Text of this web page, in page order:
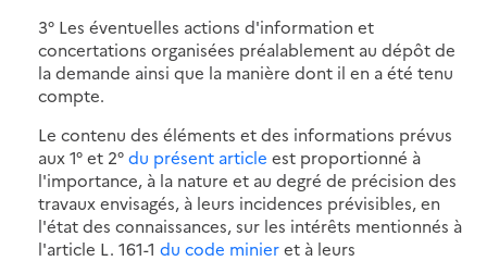
3° Les éventuelles actions d'information et
concertations organisées préalablement au dépôt de
la demande ainsi que la manière dont il en a été tenu
compte.
Le contenu des éléments et des informations prévus
aux 1° et 2°du présent article est proportionné à
l'importance, à la nature et au degré de précision des
travaux envisagés, à leurs incidences prévisibles, en
l'état des connaissances, sur les intérêts mentionnés à
l'article L. 161-1 du code minieret à leurs